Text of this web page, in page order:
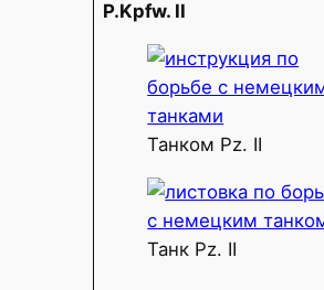
P.Kpfw. II
Танком Pz. II
Танк Pz. II